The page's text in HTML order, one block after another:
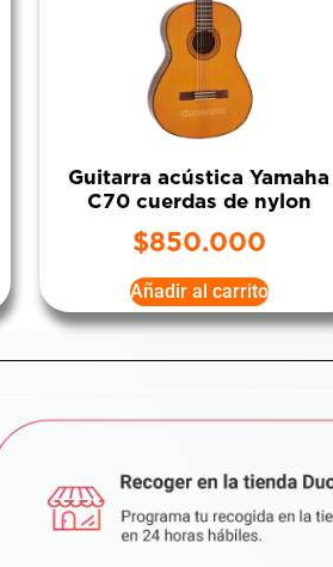
Guitarra acústica Yamaha
C70 cuerdas de nylon
$850.000
Añadir al carrito